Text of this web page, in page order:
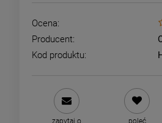
Ocena:
Producent:
Kod produktu: